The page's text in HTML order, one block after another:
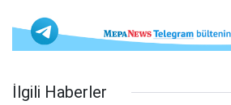
İlgili Haberler